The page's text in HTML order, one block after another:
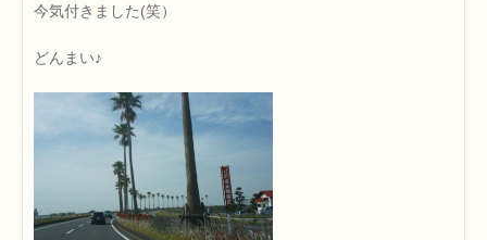
今気付きました(笑）
どんまい♪